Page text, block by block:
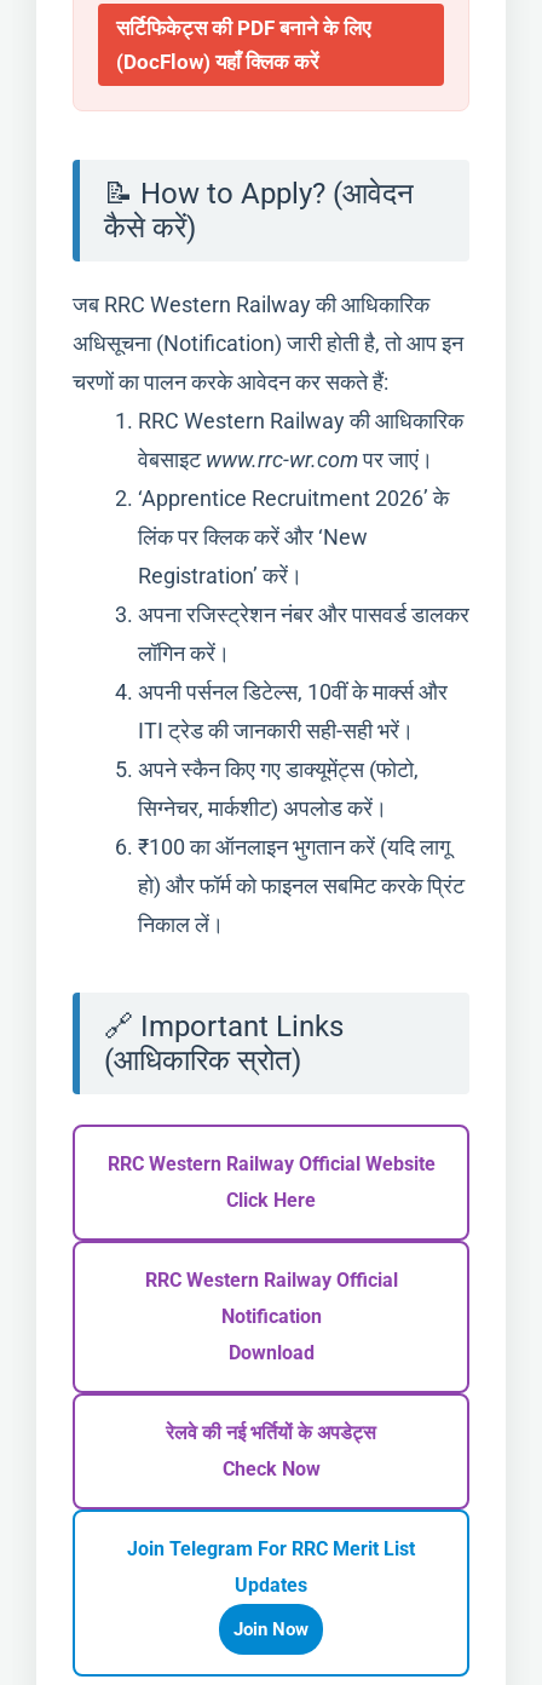
सर्टिफिकेट्स की PDF बनाने के लिए
(DocFlow) यहाँ क्लिक करें
📝 How to Apply? (आवेदन
कैसे करें)
जब RRC Western Railway की आधिकारिक
अधिसूचना (Notification) जारी होती है, तो आप इन
चरणों का पालन करके आवेदन कर सकते हैं:
RRC Western Railway की आधिकारिक
वेबसाइटwww.rrc-wr.comपर जाएं।
‘Apprentice Recruitment 2026’ के
लिंक पर क्लिक करें और ‘New
Registration’ करें।
अपना रजिस्ट्रेशन नंबर और पासवर्ड डालकर
लॉगिन करें।
अपनी पर्सनल डिटेल्स, 10वीं के मार्क्स और
ITI ट्रेड की जानकारी सही-सही भरें।
अपने स्कैन किए गए डाक्यूमेंट्स (फोटो,
सिग्नेचर, मार्कशीट) अपलोड करें।
₹100 का ऑनलाइन भुगतान करें (यदि लागू
हो) और फॉर्म को फाइनल सबमिट करके प्रिंट
निकाल लें।
🔗 Important Links
(आधिकारिक स्रोत)
RRC Western Railway Official Website
Click Here
RRC Western Railway Official
Notification
Download
रेलवे की नई भर्तियों के अपडेट्स
Check Now
Join Telegram For RRC Merit List
Updates
Join Now